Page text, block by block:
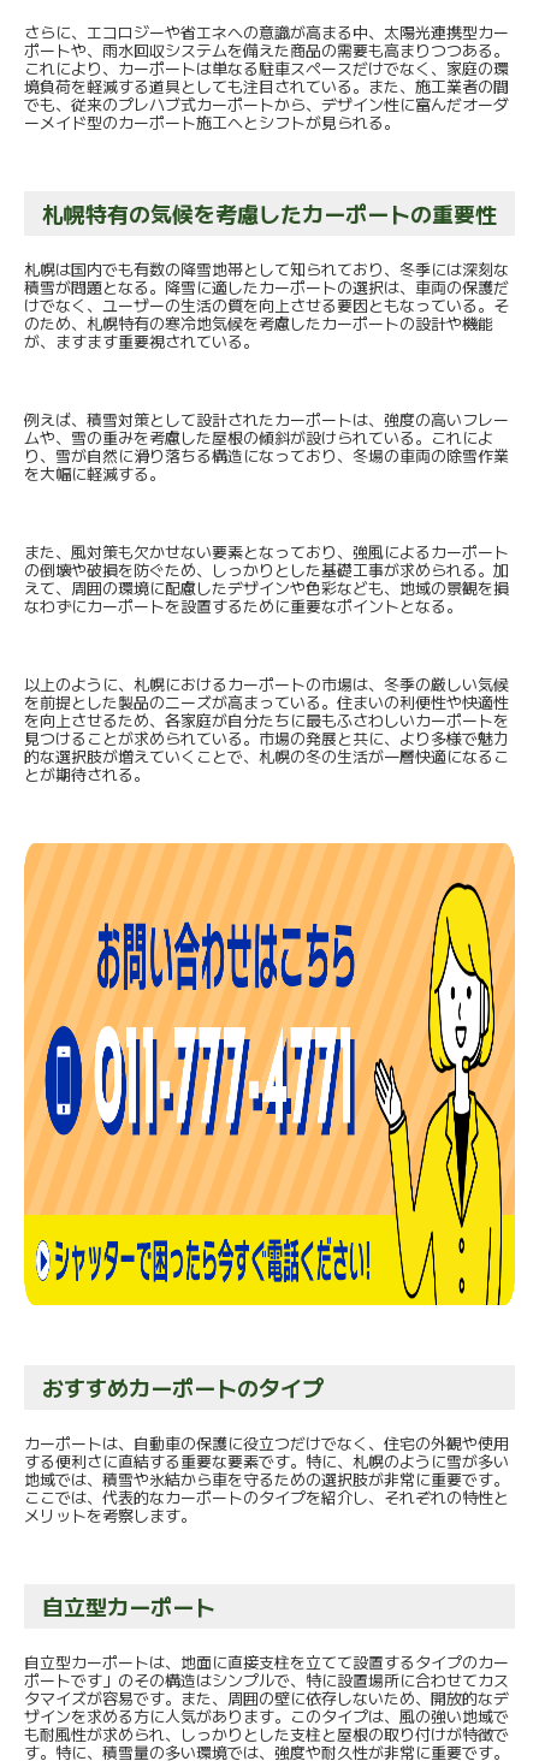
さらに、エコロジーや省エネへの意識が高まる中、太陽光連携型カー
ポートや、雨水回収システムを備えた商品の需要も高まりつつある。
これにより、カーポートは単なる駐車スペースだけでなく、家庭の環
境負荷を軽減する道具としても注目されている。また、施工業者の間
でも、従来のプレハブ式カーポートから、デザイン性に富んだオーダ
ーメイド型のカーポート施工へとシフトが見られる。
札幌特有の気候を考慮したカーポートの重要性
札幌は国内でも有数の降雪地帯として知られており、冬季には深刻な
積雪が問題となる。降雪に適したカーポートの選択は、車両の保護だ
けでなく、ユーザーの生活の質を向上させる要因ともなっている。そ
のため、札幌特有の寒冷地気候を考慮したカーポートの設計や機能
が、ますます重要視されている。
例えば、積雪対策として設計されたカーポートは、強度の高いフレー
ムや、雪の重みを考慮した屋根の傾斜が設けられている。これによ
り、雪が自然に滑り落ちる構造になっており、冬場の車両の除雪作業
を大幅に軽減する。
また、風対策も欠かせない要素となっており、強風によるカーポート
の倒壊や破損を防ぐため、しっかりとした基礎工事が求められる。加
えて、周囲の環境に配慮したデザインや色彩なども、地域の景観を損
なわずにカーポートを設置するために重要なポイントとなる。
以上のように、札幌におけるカーポートの市場は、冬季の厳しい気候
を前提とした製品のニーズが高まっている。住まいの利便性や快適性
を向上させるため、各家庭が自分たちに最もふさわしいカーポートを
見つけることが求められている。市場の発展と共に、より多様で魅力
的な選択肢が増えていくことで、札幌の冬の生活が一層快適になるこ
とが期待される。
おすすめカーポートのタイプ
カーポートは、自動車の保護に役立つだけでなく、住宅の外観や使用
する便利さに直結する重要な要素です。特に、札幌のように雪が多い
地域では、積雪や氷結から車を守るための選択肢が非常に重要です。
ここでは、代表的なカーポートのタイプを紹介し、それぞれの特性と
メリットを考察します。
自立型カーポート
自立型カーポートは、地面に直接支柱を立てて設置するタイプのカー
ポートです」のその構造はシンプルで、特に設置場所に合わせてカス
タマイズが容易です。また、周囲の壁に依存しないため、開放的なデ
ザインを求める方に人気があります。このタイプは、風の強い地域で
も耐風性が求められ、しっかりとした支柱と屋根の取り付けが特徴で
す。特に、積雪量の多い環境では、強度や耐久性が非常に重要です。